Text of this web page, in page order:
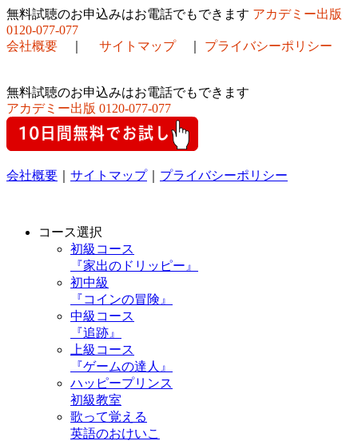
無料試聴のお申込みはお電話でもできます アカデミー出版
0120-077-077
会社概要
サイトマップ｜ プライバシーポリシー
無料試聴のお申込みはお電話でもできます
アカデミー出版 0120-077-077
会社概要 サイトマップ｜ プライバシーポリシー
コース選択
初級コース
『家出のドリッピー』
初中級
『コインの冒険』
中級コース
『追跡』
上級コース
『ゲームの達人』
ハッピープリンス
初級教室
歌って覚える
英語のおけいこ